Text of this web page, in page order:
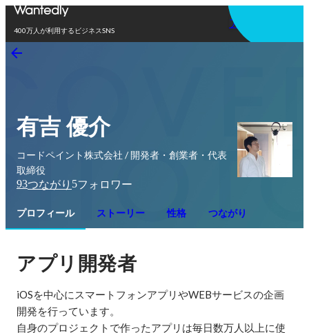
400万人が利用するビジネスSNS
アプリを使う
有吉 優介
コードペイント株式会社 / 開発者・創業者・代表
取締役
93つながり 5フォロワー
プロフィール ストーリー 性格 つながり
アプリ開発者
iOSを中心にスマートフォンアプリやWEBサービスの企画
開発を行っています。
自身のプロジェクトで作ったアプリは毎日数万人以上に使